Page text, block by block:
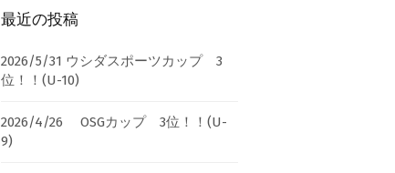
最近の投稿
2026/5/31 ウシダスポーツカップ 3
位！！(U-10)
2026/4/26 OSGカップ 3位！！(U-
9)